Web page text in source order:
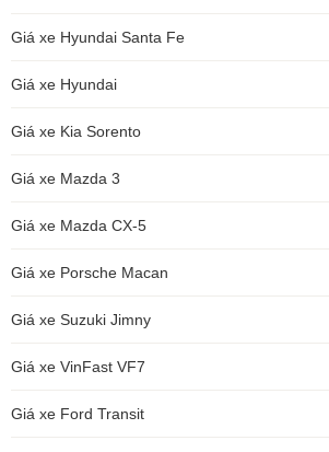
Giá xe Hyundai Santa Fe
Giá xe Hyundai
Giá xe Kia Sorento
Giá xe Mazda 3
Giá xe Mazda CX-5
Giá xe Porsche Macan
Giá xe Suzuki Jimny
Giá xe VinFast VF7
Giá xe Ford Transit